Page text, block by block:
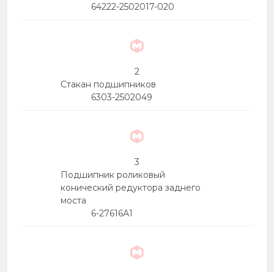
64222-2502017-020
2
Стакан подшипников
6303-2502049
3
Подшипник роликовый
конический редуктора заднего
моста
6-27616А1